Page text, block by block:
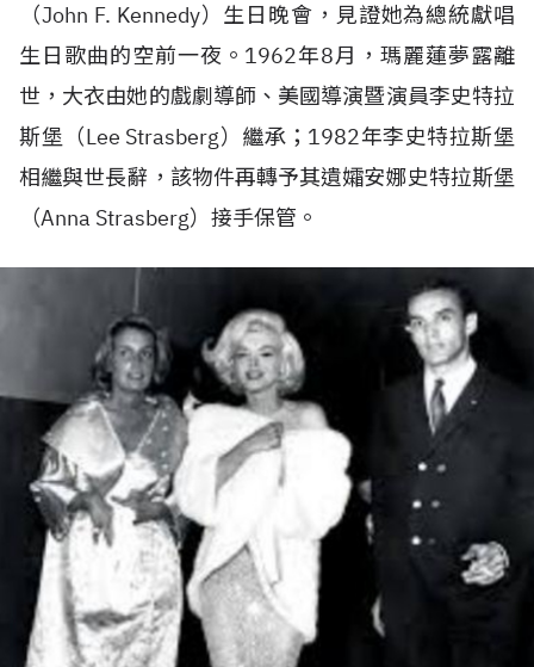
（John F. Kennedy）生日晚會，見證她為總統獻唱
生日歌曲的空前一夜。1962年8月，瑪麗蓮夢露離
世，大衣由她的戲劇導師、美國導演暨演員李史特拉
斯堡（Lee Strasberg）繼承；1982年李史特拉斯堡
相繼與世長辭，該物件再轉予其遺孀安娜史特拉斯堡
（Anna Strasberg）接手保管。